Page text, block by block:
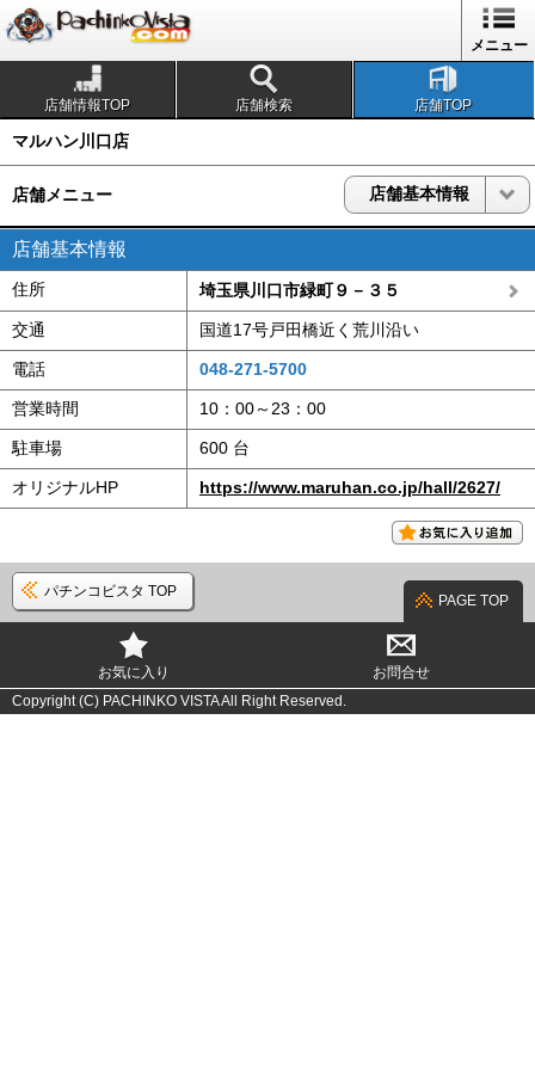
メニュー
店舗情報TOP 店舗検索 店舗TOP
マルハン川口店
店舗メニュー 店舗基本情報
店舗基本情報
住所 埼玉県川口市緑町９－３５
交通 国道17号戸田橋近く荒川沿い
電話 048-271-5700
営業時間 10：00～23：00
駐車場 600 台
オリジナルHP https://www.maruhan.co.jp/hall/2627/
パチンコビスタ TOP
PAGE TOP
お気に入り
お問合せ
Copyright (C) PACHINKO VISTA All Right Reserved.